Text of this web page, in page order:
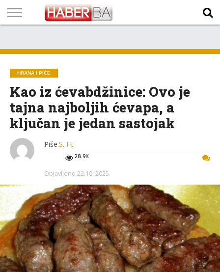
TECH
PROGRAM
PROGNOZA
PUTEVIMA
LISTA
NAMA
HRANA I PIĆE
Kao iz ćevabdžinice: Ovo je
tajna najboljih ćevapa, a
ključan je jedan sastojak
Piše S. H.
28.9K
Objavljeno 22.10. 2025.